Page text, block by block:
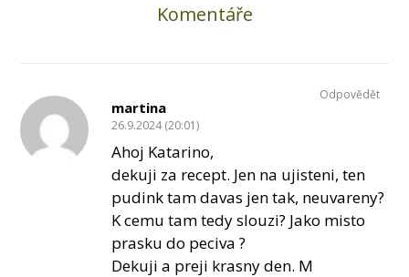
Komentáře
martina
26.9.2024 (20:01)
Ahoj Katarino,
dekuji za recept. Jen na ujisteni, ten
pudink tam davas jen tak, neuvareny?
K cemu tam tedy slouzi? Jako misto
prasku do peciva ?
Dekuji a preji krasny den. M
Odpovědět